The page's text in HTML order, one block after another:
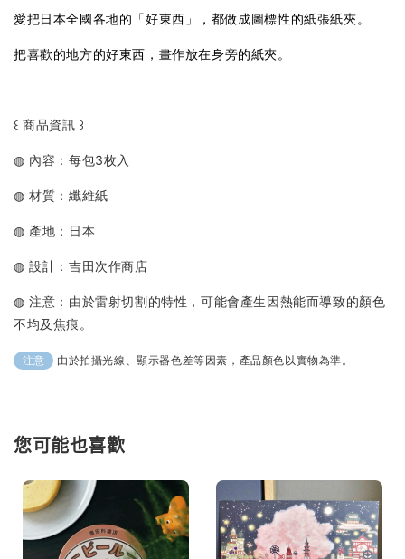
愛把日本全國各地的「好東西」，都做成圖標性的紙張紙夾。
把喜歡的地方的好東西，畫作放在身旁的紙夾。
꒰ 商品資訊 ꒱
◍ 內容：每包3枚 入
◍ 材質：纖維紙
◍ 產地：日本
◍ 設計：吉田次作商店
◍ 注意：由於雷射切割的特性，可能會產生因熱能而導致的顏色
不均及焦痕。
注意 由於拍攝光線、顯示器色差等因素，產品顏色以實物為準。
您可能也喜歡